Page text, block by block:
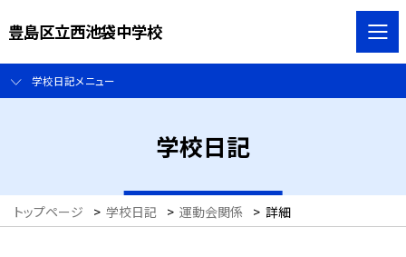
豊島区立西池袋中学校
学校日記メニュー
学校日記
トップページ > 学校日記 > 運動会関係 > 詳細